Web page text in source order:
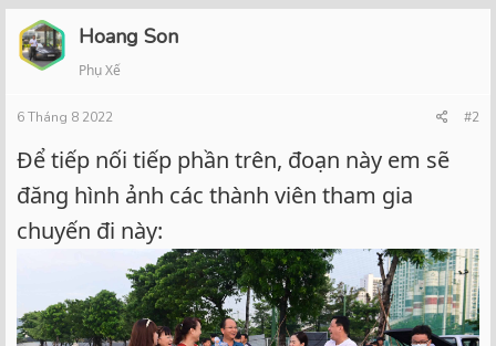
Hoang Son
Phụ Xế
6 Tháng 8 2022 #2
Để tiếp nối tiếp phần trên, đoạn này em sẽ
đăng hình ảnh các thành viên tham gia
chuyến đi này: